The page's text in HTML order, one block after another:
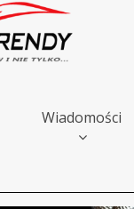
Wiadomości